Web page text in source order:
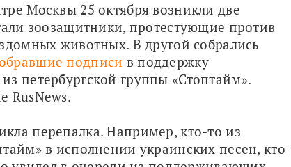
Москвы 25 октября возникли две
зоозащитники, протестующие против
животных. В другой собрались
подписи в поддержку
петербургской группы «Стоптайм».
RusNews.
перепалка. Например, кто-то из
в исполнении украинских песен, кто-